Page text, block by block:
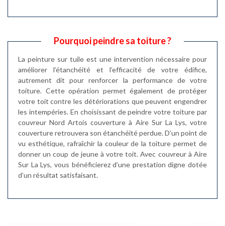
Pourquoi peindre sa toiture ?
La peinture sur tuile est une intervention nécessaire pour
améliorer l’étanchéité et l’efficacité de votre édifice,
autrement dit pour renforcer la performance de votre
toiture. Cette opération permet également de protéger
votre toit contre les détériorations que peuvent engendrer
les intempéries. En choisissant de peindre votre toiture par
couvreur Nord Artois couverture à Aire Sur La Lys, votre
couverture retrouvera son étanchéité perdue. D’un point de
vu esthétique, rafraîchir la couleur de la toiture permet de
donner un coup de jeune à votre toit. Avec couvreur à Aire
Sur La Lys, vous bénéficierez d’une prestation digne dotée
d’un résultat satisfaisant.